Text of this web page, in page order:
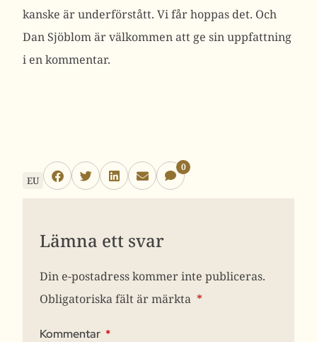
kanske är underförstått. Vi får hoppas det. Och
Dan Sjöblom är välkommen att ge sin uppfattning
i en kommentar.
EU
0
Lämna ett svar
Din e-postadress kommer inte publiceras.
Obligatoriska fält är märkta *
Kommentar *